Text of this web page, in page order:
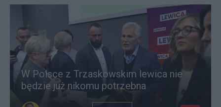
W Polsce z Trzaskowskim lewica nie
będzie już nikomu potrzebna